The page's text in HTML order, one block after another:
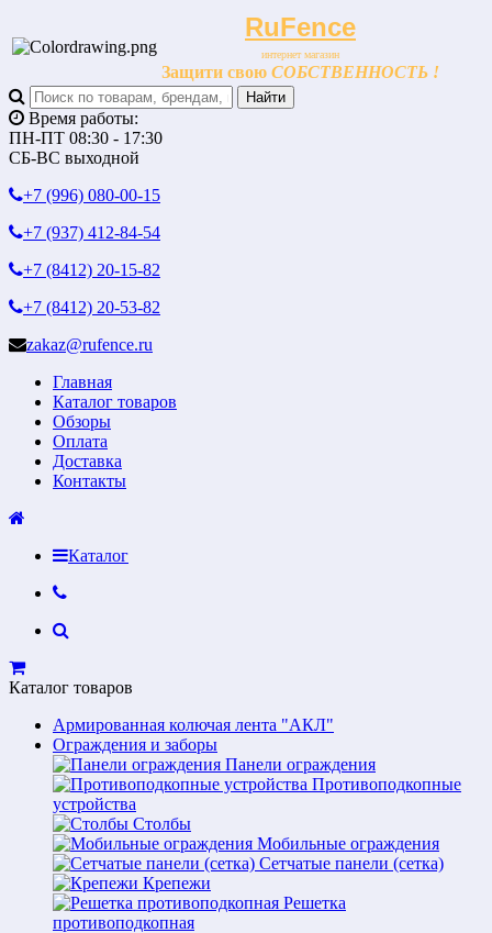
RuFence
интернет магазин
Защити свою СОБСТВЕННОСТЬ !
Время работы:
ПН-ПТ 08:30 - 17:30
СБ-ВС выходной
+7 (996) 080-00-15
+7 (937) 412-84-54
+7 (8412) 20-15-82
+7 (8412) 20-53-82
zakaz@rufence.ru
Главная
Каталог товаров
Обзоры
Оплата
Доставка
Контакты
Каталог
Каталог товаров
Армированная колючая лента "АКЛ"
Ограждения и заборы
Панели ограждения
Противоподкопные
устройства
Столбы
Мобильные ограждения
Сетчатые панели (сетка)
Крепежи
Решетка
противоподкопная